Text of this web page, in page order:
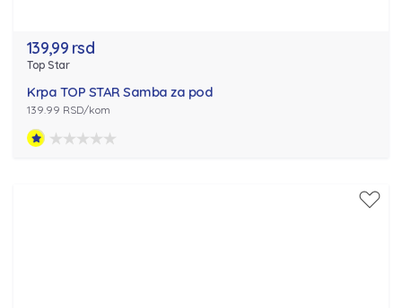
139,99 rsd
Top Star
Krpa TOP STAR Samba za pod
139.99 RSD/kom